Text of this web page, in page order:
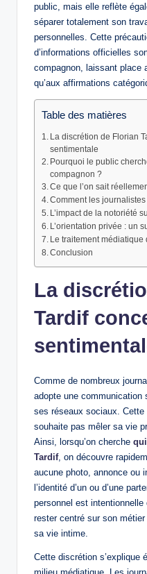
public, mais elle reflète
séparer totalement son
personnelles. Cette
d’informations officielles
compagnon, laissant place
qu’aux affirmations
Table des matières
La discrétion de Florian
sentimentale
Pourquoi le public
compagnon ?
Ce que l’on sait
Comment les
L’impact de la notoriété
L’orientation privée : un
Le traitement
Conclusion
La
Tardif
Comme de nombreux
adopte une communication
ses réseaux sociaux. Cette
souhaite pas mêler sa vie
Ainsi, lorsqu’on cherche
Tardif, on découvre
aucune photo, annonce ou
l’identité d’un ou d’une
personnel est intentionnelle
rester centré sur son
sa vie intime.
Cette discrétion s’explique